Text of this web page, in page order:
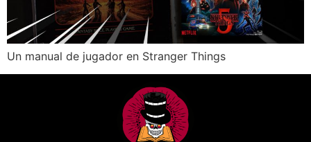
Un manual de jugador en Stranger Things